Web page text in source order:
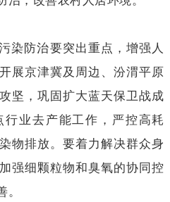
染防治要突出重点，增强人
展京津冀及周边、汾渭平原
坚，巩固扩大蓝天保卫战成
业去产能工作，严控高耗
物排放。要着力解决群众身
强细颗粒物和臭氧的协同控